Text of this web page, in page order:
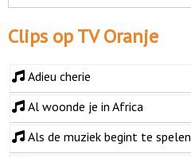
Clips op TV Oranje
Adieu cherie
Al woonde je in Africa
Als de muziek begint te spelen